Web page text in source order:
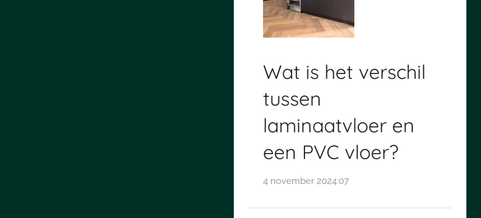
Wat is het verschil
tussen
laminaatvloer en
een PVC vloer?
4 november 2024:07